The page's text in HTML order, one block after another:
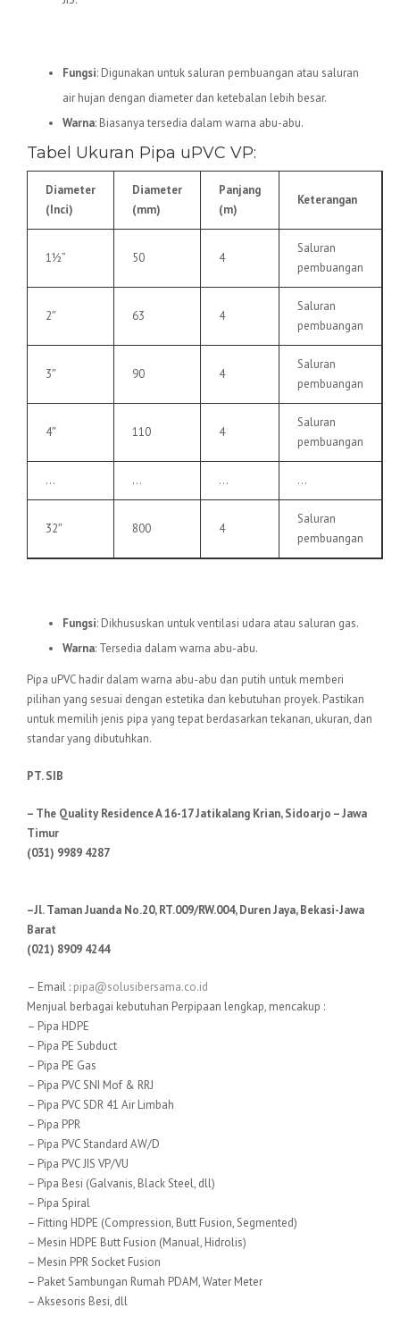
Fungsi: Digunakan untuk saluran pembuangan atau saluran
air hujan dengan diameter dan ketebalan lebih besar.
Warna: Biasanya tersedia dalam warna abu-abu.
Tabel Ukuran Pipa uPVC VP:
Diameter
(Inci)
Diameter
(mm)
Panjang
(m)
Keterangan
1½” 50 4
Saluran
pembuangan
2″ 63 4
Saluran
pembuangan
3″ 90 4
Saluran
pembuangan
4″ 110 4
Saluran
pembuangan
… … … …
32″ 800 4
Saluran
pembuangan
Fungsi: Dikhususkan untuk ventilasi udara atau saluran gas.
Warna: Tersedia dalam warna abu-abu.
Pipa uPVC hadir dalam warna abu-abu dan putih untuk memberi
pilihan yang sesuai dengan estetika dan kebutuhan proyek. Pastikan
untuk memilih jenis pipa yang tepat berdasarkan tekanan, ukuran, dan
standar yang dibutuhkan.
PT. SIB
– The Quality Residence A 16-17 Jatikalang Krian, Sidoarjo – Jawa
Timur
(031) 9989 4287
–Jl. Taman Juanda No.20, RT.009/RW.004, Duren Jaya, Bekasi-Jawa
Barat
(021) 8909 4244
– Email : pipa@solusibersama.co.id
Menjual berbagai kebutuhan Perpipaan lengkap, mencakup :
– Pipa HDPE
– Pipa PE Subduct
– Pipa PE Gas
– Pipa PVC SNI Mof & RRJ
– Pipa PVC SDR 41 Air Limbah
– Pipa PPR
– Pipa PVC Standard AW/D
– Pipa PVC JIS VP/VU
– Pipa Besi (Galvanis, Black Steel, dll)
– Pipa Spiral
– Fitting HDPE (Compression, Butt Fusion, Segmented)
– Mesin HDPE Butt Fusion (Manual, Hidrolis)
– Mesin PPR Socket Fusion
– Paket Sambungan Rumah PDAM, Water Meter
– Aksesoris Besi, dll